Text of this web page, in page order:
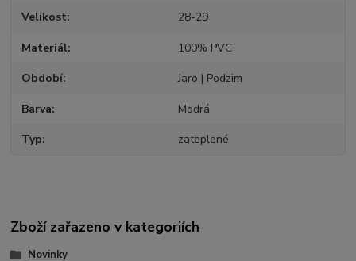
Velikost 28-29
Materiál 100% PVC
Období Jaro | Podzim
Barva Modrá
Typ zateplené
Zboží zařazeno v kategoriích
Novinky